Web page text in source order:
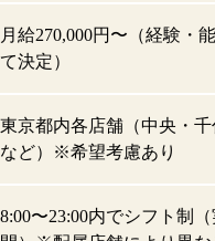
月給270,000円〜（経験・
て決定）
東京都内各店舗（中央・
など）※希望考慮あり
8:00〜23:00内でシフト制